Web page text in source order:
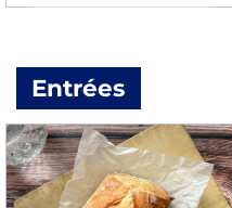
Entrées